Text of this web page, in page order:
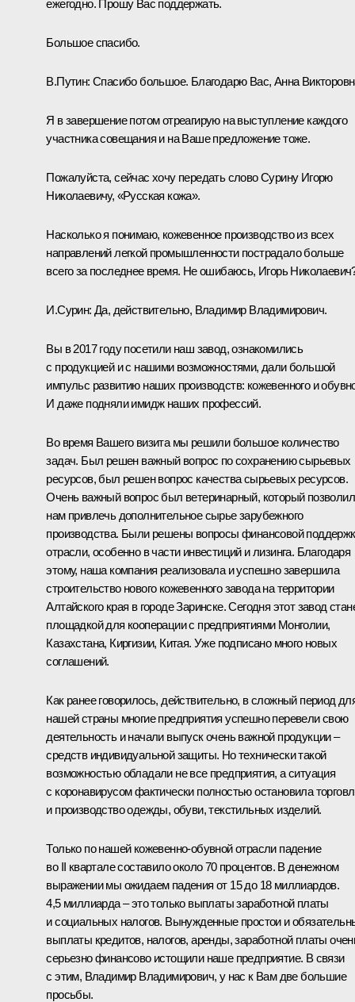
ежегодно. Прошу Вас поддержать.
Большое спасибо.
В.Путин: Спасибо большое. Благодарю Вас, Анна
Я в завершение потом отреагирую на выступление каждого
участника совещания и на Ваше предложение тоже.
Пожалуйста, сейчас хочу передать слово Сурину Игорю
Николаевичу, «Русская кожа».
Насколько я понимаю, кожевенное производство из всех
направлений легкой промышленности пострадало больше
всего за последнее время. Не ошибаюсь, Игорь
И.Сурин: Да, действительно, Владимир Владимирович.
Вы в 2017 году посетили наш завод, ознакомились
с продукцией и с нашими возможностями, дали большой
импульс развитию наших производств: кожевенного и
И даже подняли имидж наших профессий.
Во время Вашего визита мы решили большое количество
задач. Был решен важный вопрос по сохранению сырьевых
ресурсов, был решен вопрос качества сырьевых ресурсов.
Очень важный вопрос был ветеринарный, который позволил
нам привлечь дополнительное сырье зарубежного
производства. Были решены вопросы финансовой
отрасли, особенно в части инвестиций и лизинга. Благодаря
этому, наша компания реализовала и успешно завершила
строительство нового кожевенного завода на территории
Алтайского края в городе Заринске. Сегодня этот завод
площадкой для кооперации с предприятиями Монголии,
Казахстана, Киргизии, Китая. Уже подписано много новых
соглашений.
Как ранее говорилось, действительно, в сложный период
нашей страны многие предприятия успешно перевели свою
деятельность и начали выпуск очень важной продукции –
средств индивидуальной защиты. Но технически такой
возможностью обладали не все предприятия, а ситуация
с коронавирусом фактически полностью остановила
и производство одежды, обуви, текстильных изделий.
Только по нашей кожевенно-обувной отрасли падение
во II квартале составило около 70 процентов. В денежном
выражении мы ожидаем падения от 15 до 18 миллиардов.
4,5 миллиарда – это только выплаты заработной платы
и социальных налогов. Вынужденные простои и
выплаты кредитов, налогов, аренды, заработной платы
серьезно финансово истощили наше предприятие. В связи
с этим, Владимир Владимирович, у нас к Вам две большие
просьбы.